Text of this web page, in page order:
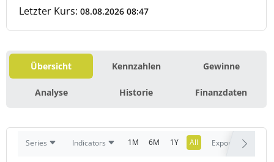
Letzter Kurs: 08.08.2026 08:47
Übersicht Kennzahlen Gewinne
Analyse Historie Finanzdaten
Series Indicators 1M 6M 1Y All Export